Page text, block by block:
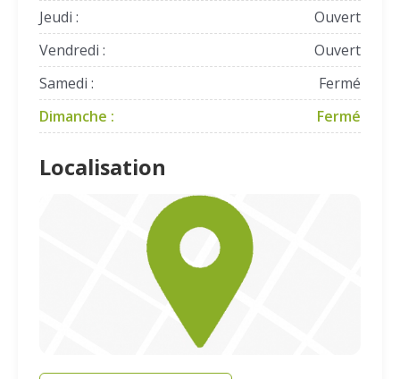
Jeudi :
Ouvert
Vendredi :
Ouvert
Samedi :
Fermé
Dimanche :
Fermé
Localisation